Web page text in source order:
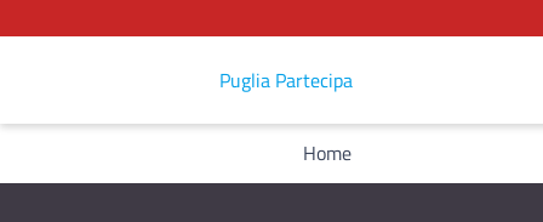
Puglia Partecipa
Home